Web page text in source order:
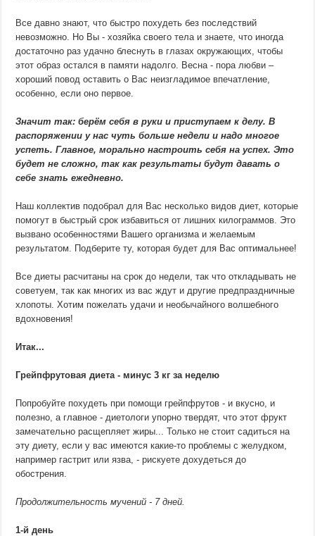
Все давно знают, что быстро похудеть без последствий
невозможно. Но Вы - хозяйка своего тела и знаете, что иногда
достаточно раз удачно блеснуть в глазах окружающих, чтобы
этот образ остался в памяти надолго. Весна - пора любви –
хороший повод оставить о Вас неизгладимое впечатление,
особенно, если оно первое.
Значит так: берём себя в руки и приступаем к делу. В
распоряжении у нас чуть больше недели и надо многое
успеть. Главное, морально настроить себя на успех. Это
будет не сложно, так как результаты будут давать о
себе знать ежедневно.
Наш коллектив подобрал для Вас несколько видов диет, которые
помогут в быстрый срок избавиться от лишних килограммов. Это
вызвано особенностями Вашего организма и желаемым
результатом. Подберите ту, которая будет для Вас оптимальнее!
Все диеты расчитаны на срок до недели, так что откладывать не
советуем, так как многих из вас ждут и другие предпраздничные
хлопоты. Хотим пожелать удачи и необычайного волшебного
вдохновения!
Итак...
Грейпфрутовая диета - минус 3 кг за неделю
Попробуйте похудеть при помощи грейпфрутов - и вкусно, и
полезно, а главное - диетологи упорно твердят, что этот фрукт
замечательно расщепляет жиры... Только не стоит садиться на
эту диету, если у вас имеются какие-то проблемы с желудком,
например гастрит или язва, - рискуете дохудеться до
обострения.
Продолжительность мучений - 7 дней.
1-й день